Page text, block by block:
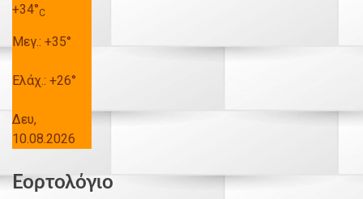
+34°C
Μεγ.: +35°
Ελάχ.: +26°
Δευ,
10.08.2026
Εορτολόγιο